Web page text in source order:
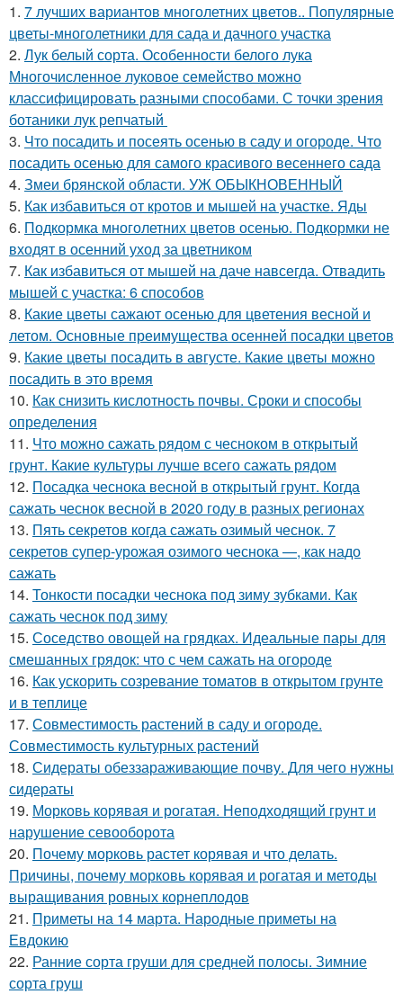
1. 7 лучших вариантов многолетних цветов.. Популярные
цветы-многолетники для сада и дачного участка
2. Лук белый сорта. Особенности белого лука
Многочисленное луковое семейство можно
классифицировать разными способами. С точки зрения
ботаники лук репчатый
3. Что посадить и посеять осенью в саду и огороде. Что
посадить осенью для самого красивого весеннего сада
4. Змеи брянской области. УЖ ОБЫКНОВЕННЫЙ
5. Как избавиться от кротов и мышей на участке. Яды
6. Подкормка многолетних цветов осенью. Подкормки не
входят в осенний уход за цветником
7. Как избавиться от мышей на даче навсегда. Отвадить
мышей с участка: 6 способов
8. Какие цветы сажают осенью для цветения весной и
летом. Основные преимущества осенней посадки цветов
9. Какие цветы посадить в августе. Какие цветы можно
посадить в это время
10. Как снизить кислотность почвы. Сроки и способы
определения
11. Что можно сажать рядом с чесноком в открытый
грунт. Какие культуры лучше всего сажать рядом
12. Посадка чеснока весной в открытый грунт. Когда
сажать чеснок весной в 2020 году в разных регионах
13. Пять секретов когда сажать озимый чеснок. 7
секретов супер-урожая озимого чеснока —, как надо
сажать
14. Тонкости посадки чеснока под зиму зубками. Как
сажать чеснок под зиму
15. Соседство овощей на грядках. Идеальные пары для
смешанных грядок: что с чем сажать на огороде
16. Как ускорить созревание томатов в открытом грунте
и в теплице
17. Совместимость растений в саду и огороде.
Совместимость культурных растений
18. Сидераты обеззараживающие почву. Для чего нужны
сидераты
19. Морковь корявая и рогатая. Неподходящий грунт и
нарушение севооборота
20. Почему морковь растет корявая и что делать.
Причины, почему морковь корявая и рогатая и методы
выращивания ровных корнеплодов
21. Приметы на 14 марта. Народные приметы на
Евдокию
22. Ранние сорта груши для средней полосы. Зимние
сорта груш